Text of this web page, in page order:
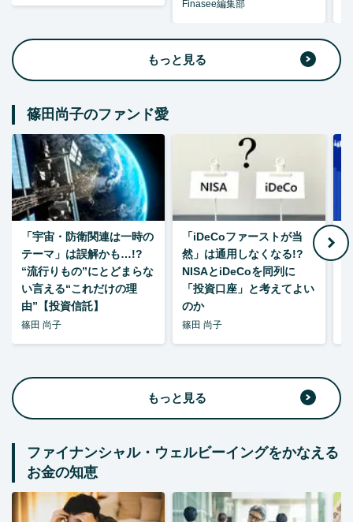
Finasee編集部
もっと見る
篠田尚子のファンド愛
「宇宙・防衛関連は一時の
テーマ」は誤解かも…!?
“流行りもの”にとどまらな
い言える“これだけの理
由”【投資信託】
篠田 尚子
「iDeCoファーストが当
然」は通用しなくなる!?
NISAとiDeCoを同列に
「投資口座」と考えてよい
のか
篠田 尚子
もっと見る
ファイナンシャル・ウェルビーイングをかなえる
お金の知恵